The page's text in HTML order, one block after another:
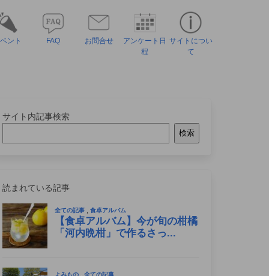
ント FAQ お問合せ
アンケート日
程
サイトについ
て
サイト内記事検索
検索
読まれている記事